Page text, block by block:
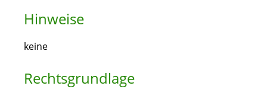
Hinweise
keine
Rechtsgrundlage